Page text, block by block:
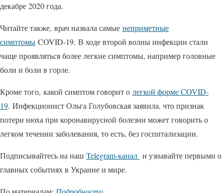
декабре 2020 года.
Читайте также, врач назвала самые неприметные
симптомы COVID-19. В ходе второй волны инфекции стали
чаще проявляться более легкие симптомы, например головные
боли и боли в горле.
Кроме того, какой симптом говорит о легкой форме COVID-
19. Инфекционист Ольга Голубовская заявила, что признак
потери нюха при коронавирусной болезни может говорить о
легком течении заболевания, то есть, без госпитализации.
Подписывайтесь на наш Telegram-канал и узнавайте первыми о
главных событиях в Украине и мире.